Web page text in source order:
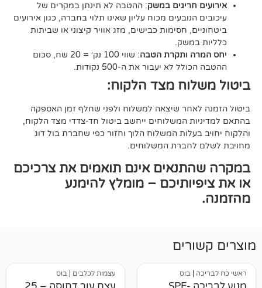
חריגים במשק: ההטבה לא תינתן במקרים של
מכוח עליון שאינו תלוי בחברה, כגון אירועים
חסימות כבישים, מזג אוויר קיצוני או שביתות
ותקרת הטבה
: שווי 100 נק׳ = 20 שח, סכום
לא יעבור את ה-500 נקודות.
מצד הלקוח:
שיצאה למשלוח ולפני שחלף זמן האספקה
המשלוחים ייחשב ביטול חד-צדדי מצד הלקוח,
המשלוח הלוך וחזור כפי שחברת בול דוג
המשלוחים.
אינם תואמים את צרכיכם
– מומלץ להימנע
בוס עצמות לכלבים